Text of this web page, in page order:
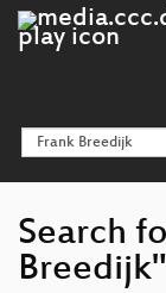
Search